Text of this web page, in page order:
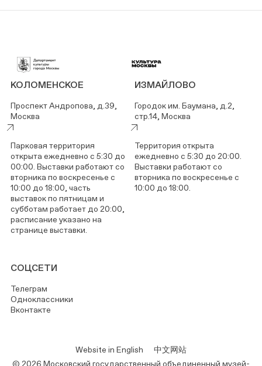
КОЛОМЕНСКОЕ
Проспект Андропова, д.39,
Москва
Парковая территория
открыта ежедневно с 5:30 до
00:00. Выставки работают со
вторника по воскресенье с
10:00 до 18:00, часть
выставок по пятницам и
субботам работает до 20:00,
расписание указано на
странице выставки.
ИЗМАЙЛОВО
Городок им. Баумана, д.2,
стр.14, Москва
Территория открыта
ежедневно с 5:30 до 20:00.
Выставки работают со
вторника по воскресенье с
10:00 до 18:00.
СОЦСЕТИ
Телеграм
Одноклассники
Вконтакте
Website in English
中文网站
© 2026 Московский государственный объединенный музей-